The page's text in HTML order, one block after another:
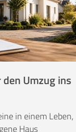
Umzug ins
in einem Leben,
Haus